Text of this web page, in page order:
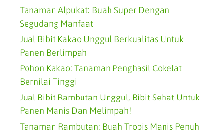
Tanaman Alpukat: Buah Super Dengan
Segudang Manfaat
Jual Bibit Kakao Unggul Berkualitas Untuk
Panen Berlimpah
Pohon Kakao: Tanaman Penghasil Cokelat
Bernilai Tinggi
Jual Bibit Rambutan Unggul, Bibit Sehat Untuk
Panen Manis Dan Melimpah!
Tanaman Rambutan: Buah Tropis Manis Penuh